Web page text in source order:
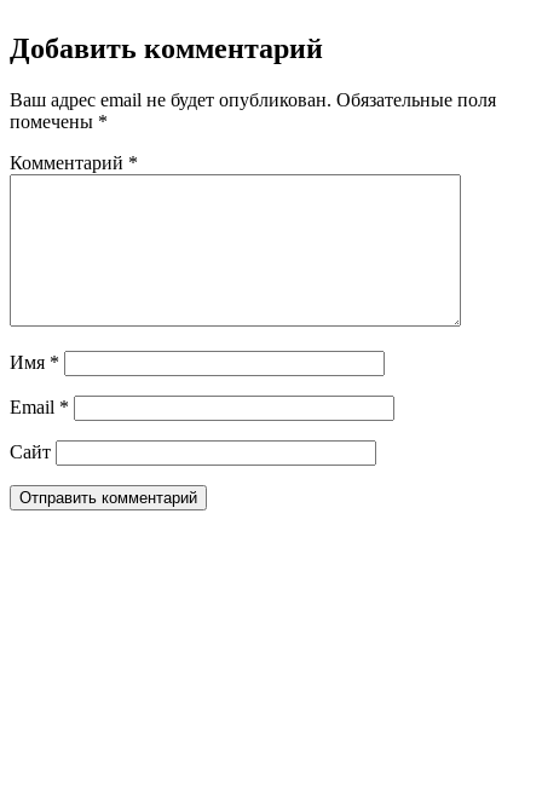
Добавить комментарий
Ваш адрес email не будет опубликован. Обязательные поля
помечены *
Комментарий *
Имя *
Email *
Сайт